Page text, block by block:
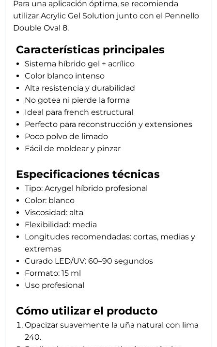
Flexibilidad: media
Longitudes recomendadas: cortas, medias y
extremas
Formato: 15 ml
Uso profesional
Cómo utilizar el producto
Opacizar suavemente la uña natural con lima
240.
Realizar la manicura y retirar las cutículas.
Desengrasar la uña con One Solution.
Aplicar Nail Prep para deshidratar la superficie.
Preparación según el tipo de uña:
Uñas normales: aplicar Bondix® bonder gel y
curar 60 segundos.
Uñas con problemas de adherencia: aplicar
primer ácido, dejar secar 20 segundos y
después aplicar Bondix® y curar 60 segundos.
Tomar una pequeña cantidad de Acrygel
White con la espátula.
en Acrylic Gel Solution.
Crear la estructura o extensión deseada.
Curar en lámpara LED/UV durante 60–90
segundos.